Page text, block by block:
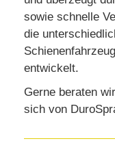
sowie schnelle
die
entwickelt.
Gerne beraten
sich von